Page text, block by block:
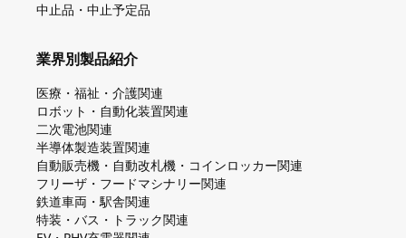
中止品・中止予定品
業界別製品紹介
医療・福祉・介護関連
ロボット・自動化装置関連
二次電池関連
半導体製造装置関連
自動販売機・自動改札機・コインロッカー関連
フリーザ・フードマシナリー関連
鉄道車両・駅舎関連
特装・バス・トラック関連